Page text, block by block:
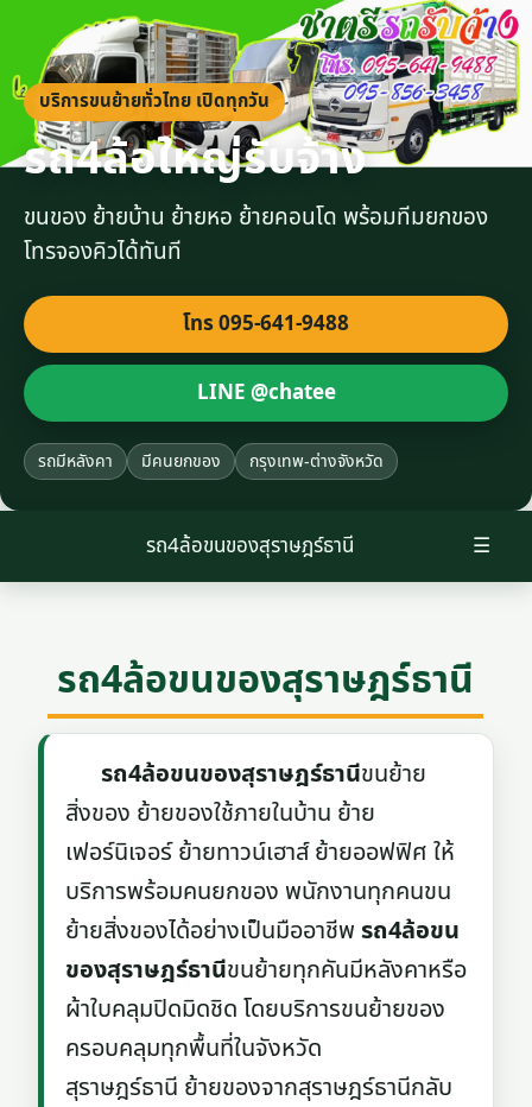
บริการขนย้ายทั่วไทย เปิดทุกวัน
รถ4ล้อใหญ่รับจ้าง
ขนของ ย้ายบ้าน ย้ายหอ ย้ายคอนโด พร้อมทีมยกของ
โทรจองคิวได้ทันที
โทร 095-641-9488
LINE @chatee
รถมีหลังคา มีคนยกของ กรุงเทพ-ต่างจังหวัด
☰
รถ4ล้อขนของสุราษฎร์ธานี
รถ4ล้อขนของสุราษฎร์ธานี
รถ4ล้อขนของสุราษฎร์ธานีขนย้าย
สิ่งของ ย้ายของใช้ภายในบ้าน ย้าย
เฟอร์นิเจอร์ ย้ายทาวน์เฮาส์ ย้ายออฟฟิศ ให้
บริการพร้อมคนยกของ พนักงานทุกคนขน
ย้ายสิ่งของได้อย่างเป็นมืออาชีพรถ4ล้อขน
ของสุราษฎร์ธานีขนย้ายทุกคันมีหลังคาหรือ
ผ้าใบคลุมปิดมิดชิด โดยบริการขนย้ายของ
ครอบคลุมทุกพื้นที่ในจังหวัด
สุราษฎร์ธานี ย้ายของจากสุราษฎร์ธานีกลับ